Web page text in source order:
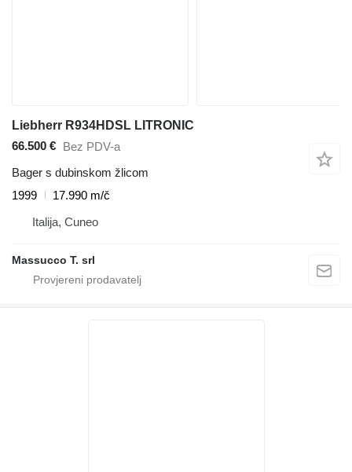
Liebherr R934HDSL LITRONIC
66.500 € Bez PDV-a
Bager s dubinskom žlicom
1999
17.990 m/č
Italija, Cuneo
Massucco T. srl